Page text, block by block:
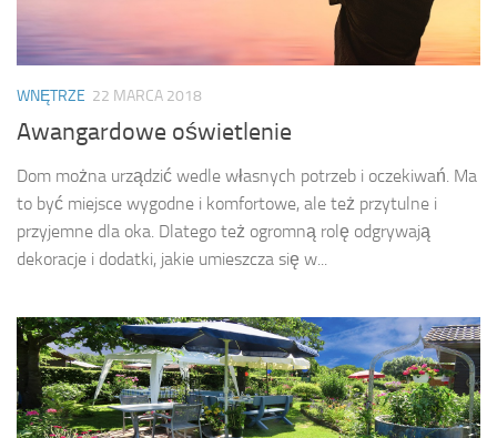
WNĘTRZE 22 MARCA 2018
Awangardowe oświetlenie
Dom można urządzić wedle własnych potrzeb i oczekiwań. Ma
to być miejsce wygodne i komfortowe, ale też przytulne i
przyjemne dla oka. Dlatego też ogromną rolę odgrywają
dekoracje i dodatki, jakie umieszcza się w...